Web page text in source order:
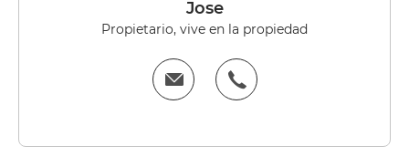
Jose
Propietario, vive en la propiedad